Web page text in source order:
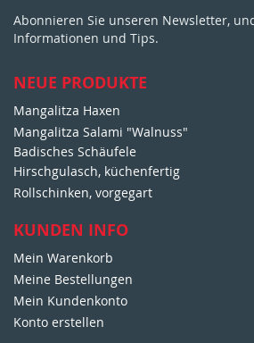
e
l
u
g
z
u
m
N
w
s
l
e
t
e
Abonnieren Sie unseren Newsletter,
Informationen und Tips.
NEUE PRODUKTE
Mangalitza Haxen
Mangalitza Salami "Walnuss"
Badisches Schäufele
Hirschgulasch, küchenfertig
Rollschinken, vorgegart
KUNDEN INFO
Mein Warenkorb
Meine Bestellungen
Mein Kundenkonto
Konto erstellen